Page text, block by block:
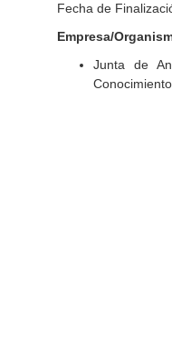
Fecha de
Empresa/
Junta de